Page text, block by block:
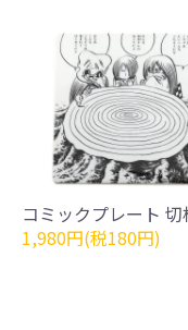
コミックプレート 切
1,980円(税180円)